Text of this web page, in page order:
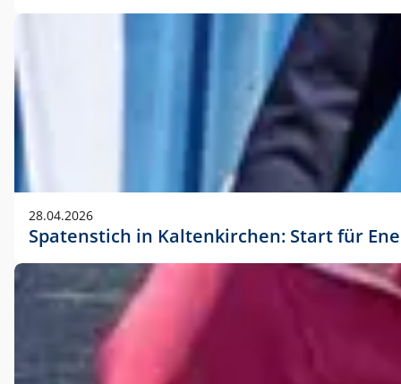
28.04.2026
Spatenstich in Kaltenkirchen: Start für